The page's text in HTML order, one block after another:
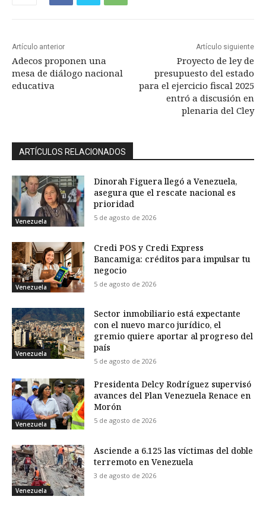
Artículo anterior
Adecos proponen una
mesa de diálogo nacional
educativa
Artículo siguiente
Proyecto de ley de
presupuesto del estado
para el ejercicio fiscal 2025
entró a discusión en
plenaria del Cley
ARTÍCULOS RELACIONADOS
Venezuela
Dinorah Figuera llegó a Venezuela,
asegura que el rescate nacional es
prioridad
5 de agosto de 2026
Venezuela
Credi POS y Credi Express
Bancamiga: créditos para impulsar tu
negocio
5 de agosto de 2026
Venezuela
Sector inmobiliario está expectante
con el nuevo marco jurídico, el
gremio quiere aportar al progreso del
país
5 de agosto de 2026
Venezuela
Presidenta Delcy Rodríguez supervisó
avances del Plan Venezuela Renace en
Morón
5 de agosto de 2026
Venezuela
Asciende a 6.125 las víctimas del doble
terremoto en Venezuela
3 de agosto de 2026